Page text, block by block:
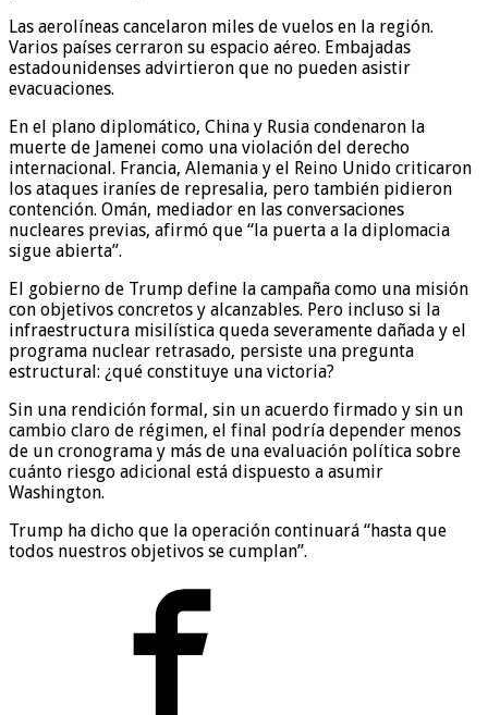
Las aerolíneas cancelaron miles de vuelos en la región.
Varios países cerraron su espacio aéreo. Embajadas
estadounidenses advirtieron que no pueden asistir
evacuaciones.
En el plano diplomático, China y Rusia condenaron la
muerte de Jamenei como una violación del derecho
internacional. Francia, Alemania y el Reino Unido criticaron
los ataques iraníes de represalia, pero también pidieron
contención. Omán, mediador en las conversaciones
nucleares previas, afirmó que “la puerta a la diplomacia
sigue abierta”.
El gobierno de Trump define la campaña como una misión
con objetivos concretos y alcanzables. Pero incluso si la
infraestructura misilística queda severamente dañada y el
programa nuclear retrasado, persiste una pregunta
estructural: ¿qué constituye una victoria?
Sin una rendición formal, sin un acuerdo firmado y sin un
cambio claro de régimen, el final podría depender menos
de un cronograma y más de una evaluación política sobre
cuánto riesgo adicional está dispuesto a asumir
Washington.
Trump ha dicho que la operación continuará “hasta que
todos nuestros objetivos se cumplan”.